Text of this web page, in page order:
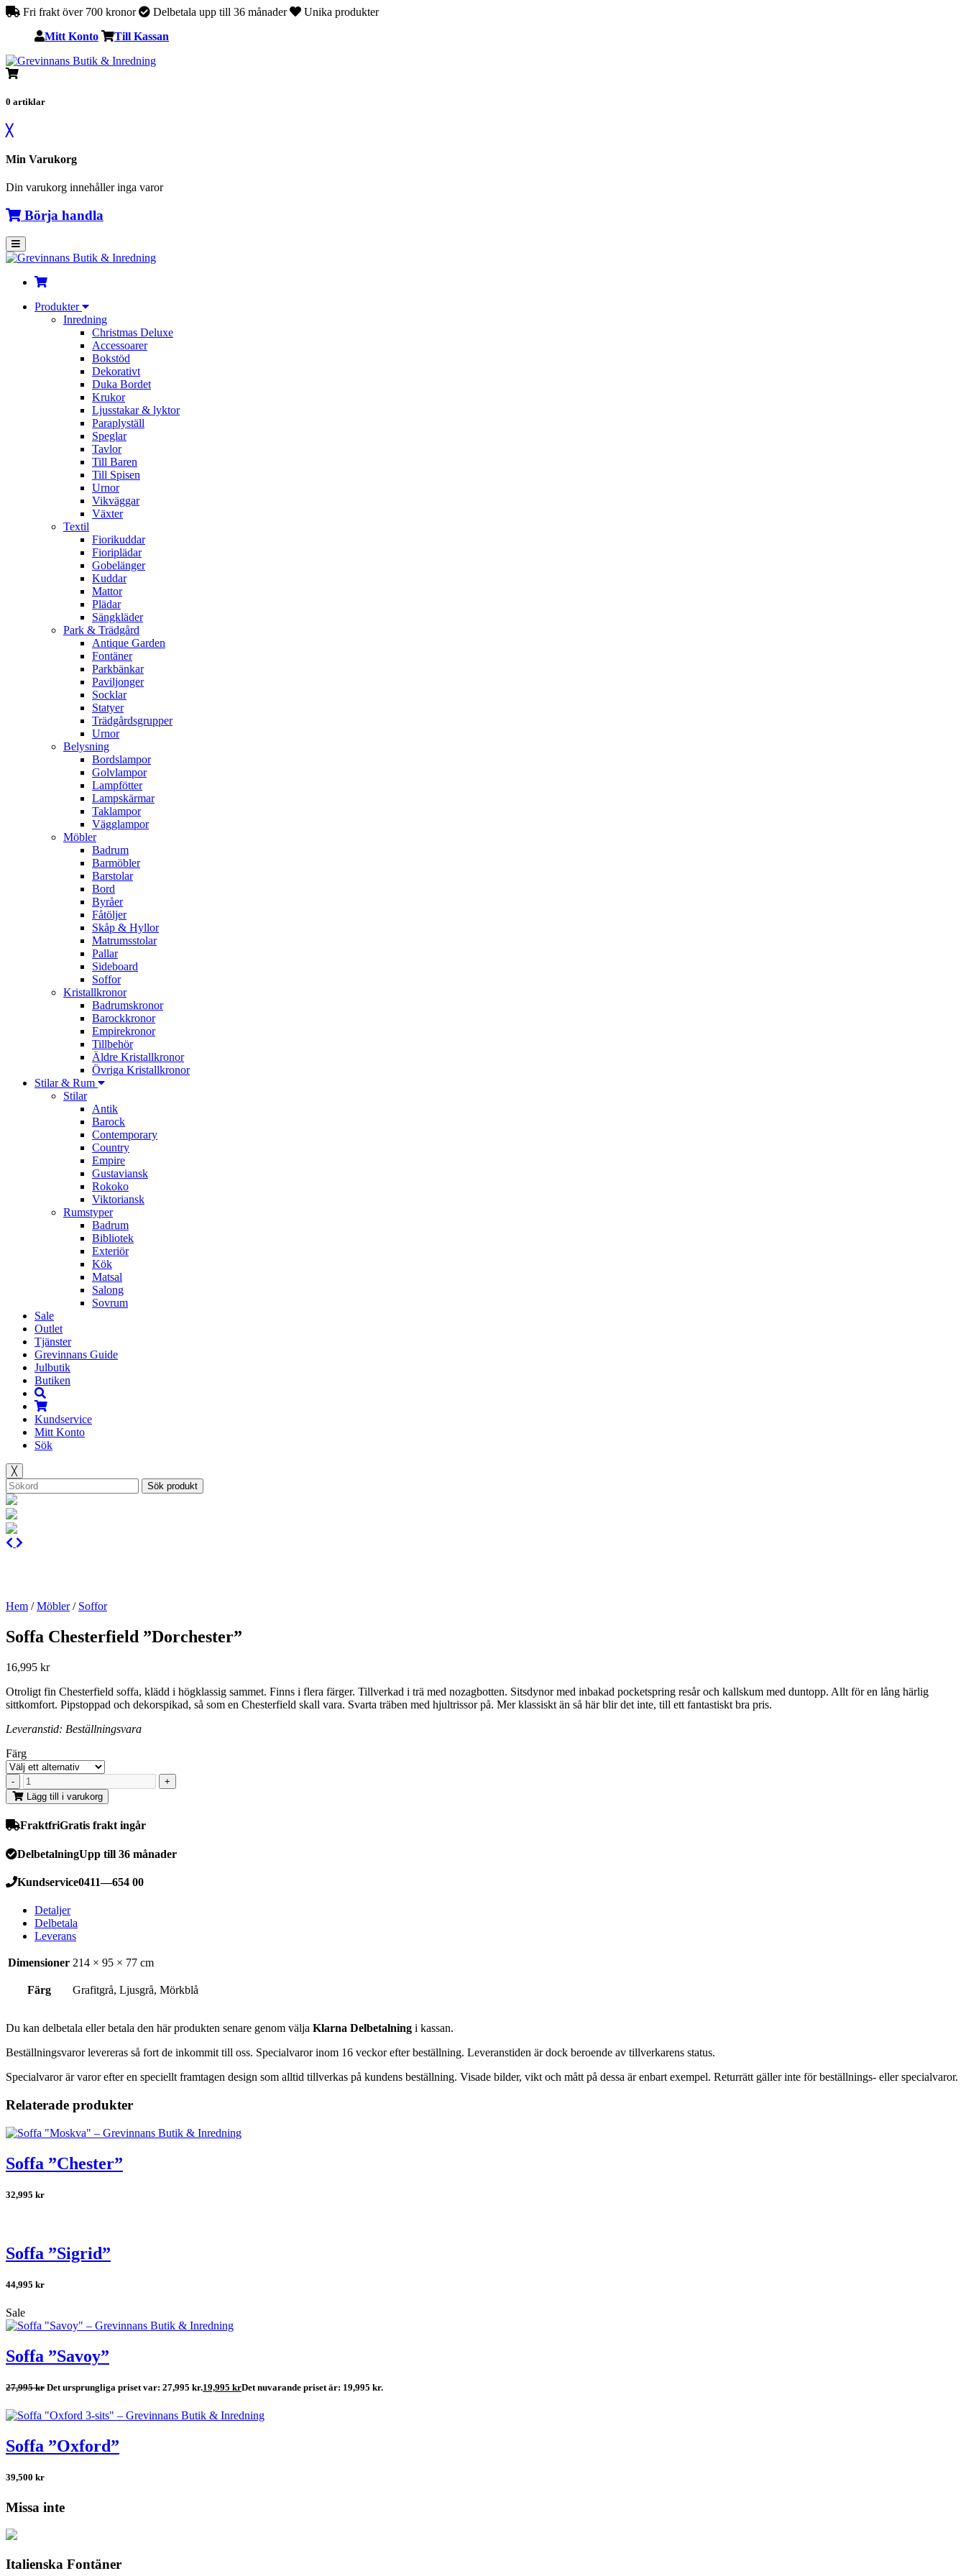
Fri frakt över 700 kronor Delbetala upp till 36 månader Unika produkter
Mitt Konto Till Kassan
0 artiklar
╳
Min Varukorg
Din varukorg innehåller inga varor
Börja handla
Produkter
Inredning
Christmas Deluxe
Accessoarer
Bokstöd
Dekorativt
Duka Bordet
Krukor
Ljusstakar & lyktor
Paraplyställ
Speglar
Tavlor
Till Baren
Till Spisen
Urnor
Vikväggar
Växter
Textil
Fiorikuddar
Fioriplädar
Gobelänger
Kuddar
Mattor
Plädar
Sängkläder
Park & Trädgård
Antique Garden
Fontäner
Parkbänkar
Paviljonger
Socklar
Statyer
Trädgårdsgrupper
Urnor
Belysning
Bordslampor
Golvlampor
Lampfötter
Lampskärmar
Taklampor
Vägglampor
Möbler
Badrum
Barmöbler
Barstolar
Bord
Byråer
Fåtöljer
Skåp & Hyllor
Matrumsstolar
Pallar
Sideboard
Soffor
Kristallkronor
Badrumskronor
Barockkronor
Empirekronor
Tillbehör
Äldre Kristallkronor
Övriga Kristallkronor
Stilar & Rum
Stilar
Antik
Barock
Contemporary
Country
Empire
Gustaviansk
Rokoko
Viktoriansk
Rumstyper
Badrum
Bibliotek
Exteriör
Kök
Matsal
Salong
Sovrum
Sale
Outlet
Tjänster
Grevinnans Guide
Julbutik
Butiken
Kundservice
Mitt Konto
Sök
╳
Sök produkt
Hem /Möbler/ Soffor
Soffa Chesterfield ”Dorchester”
16,995 kr
Otroligt fin Chesterfield soffa, klädd i högklassig sammet. Finns i flera färger. Tillverkad i trä med nozagbotten. Sitsdynor med inbakad pocketspring resår och kallskum med duntopp. Allt för en lång härlig
sittkomfort. Pipstoppad och dekorspikad, så som en Chesterfield skall vara. Svarta träben med hjultrissor på. Mer klassiskt än så här blir det inte, till ett fantastiskt bra pris.
Leveranstid: Beställningsvara
Färg
Lägg till i varukorg
FraktfriGratis frakt ingår
DelbetalningUpp till 36 månader
Kundservice0411—654 00
Detaljer
Delbetala
Leverans
Dimensioner 214 × 95 × 77 cm
Färg Grafitgrå, Ljusgrå, Mörkblå
Du kan delbetala eller betala den här produkten senare genom välja Klarna Delbetalning i kassan.
Beställningsvaror levereras så fort de inkommit till oss. Specialvaror inom 16 veckor efter beställning. Leveranstiden är dock beroende av tillverkarens status.
Specialvaror är varor efter en speciellt framtagen design som alltid tillverkas på kundens beställning. Visade bilder, vikt och mått på dessa är enbart exempel. Returrätt gäller inte för beställnings- eller specialvaror.
Relaterade produkter
Soffa ”Chester”
32,995 kr
Soffa ”Sigrid”
44,995 kr
Sale
Soffa ”Savoy”
27,995kr Det ursprungliga priset var: 27,995 kr.19,995 krDet nuvarande priset är: 19,995 kr.
Soffa ”Oxford”
39,500 kr
Missa inte
Italienska Fontäner